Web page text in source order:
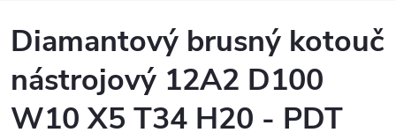
Diamantový brusný kotouč
nástrojový 12A2 D100
W10 X5 T34 H20 - PDT